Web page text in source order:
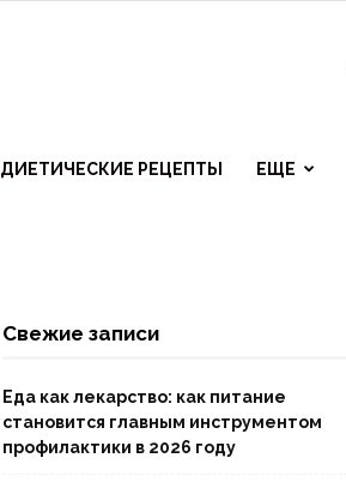
ДИЕТИЧЕСКИЕ РЕЦЕПТЫ ЕЩЕ
Свежие записи
Еда как лекарство: как питание
становится главным инструментом
профилактики в 2026 году